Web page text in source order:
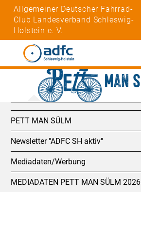
Allgemeiner Deutscher Fahrrad-
Club Landesverband Schleswig-
Holstein e. V.
PETT MAN SÜLM
Newsletter "ADFC SH aktiv"
Mediadaten/Werbung
MEDIADATEN PETT MAN SÜLM 2026